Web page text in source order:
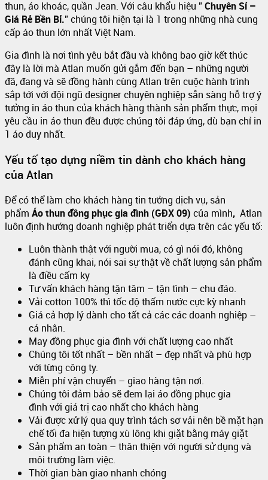
thun, áo khoác, quần Jean. Với câu khẩu hiệu ”Chuyên Sỉ –
Giá Rẻ Bền Bỉ.” chúng tôi hiện tại là 1 trong những nhà cung
cấp áo thun lớn nhất Việt Nam.
Gia đình là nơi tình yêu bắt đầu và không bao giờ kết thúc
đây là lời mà Atlan muốn gửi gắm đến bạn – những người
đã, đang và sẽ đồng hành cùng Atlan trên cuộc hành trình
sắp tới với đội ngũ designer chuyên nghiệp sẵn sàng hỗ trợ ý
tưởng in áo thun của khách hàng thành sản phẩm thực, mọi
yêu cầu in áo thun đều được chúng tôi đáp ứng, dù bạn chỉ in
1 áo duy nhất.
Yếu tố tạo dựng niềm tin dành cho khách hàng
của Atlan
Để có thể làm cho khách hàng tin tưởng dịch vụ, sản
phẩm Áo thun đồng phục gia đình (GĐX 09) của mình, Atlan
luôn định hướng doanh nghiệp phát triển dựa trên các yếu tố:
Luôn thành thật với người mua, có gì nói đó, không
đánh cũng khai, nói sai sự thật về chất lượng sản phẩm
là điều cấm kỵ
Tư vấn khách hàng tận tâm – tận tình – chu đáo.
Vải cotton 100% thì tốc độ thấm nước cực kỳ nhanh
Giá cả hợp lý dành cho tất cả các các doanh nghiệp –
cá nhân.
May đồng phục gia đình với chất lượng cao nhất
Chúng tôi tốt nhất – bền nhất – đẹp nhất và phù hợp
với từng công ty.
Miễn phí vận chuyển – giao hàng tận nơi.
Chúng tôi đảm bảo sẽ đem lại áo đồng phục gia
đình với giá trị cao nhất cho khách hàng
Vải được xử lý qua quy trình tách sơ vải nên bề mặt hạn
chế tối đa hiện tượng xù lông khi giặt bằng máy giặt
Sản phẩm an toàn – thân thiện với người sử dụng và
môi trường làm việc.
Thời gian bàn giao nhanh chóng